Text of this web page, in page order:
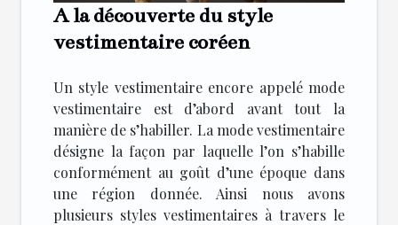
A la découverte du style
vestimentaire coréen
Un style vestimentaire encore appelé mode
vestimentaire est d’abord avant tout la
manière de s’habiller. La mode vestimentaire
désigne la façon par laquelle l’on s’habille
conformément au goût d’une époque dans
une région donnée. Ainsi nous avons
plusieurs styles vestimentaires à travers le